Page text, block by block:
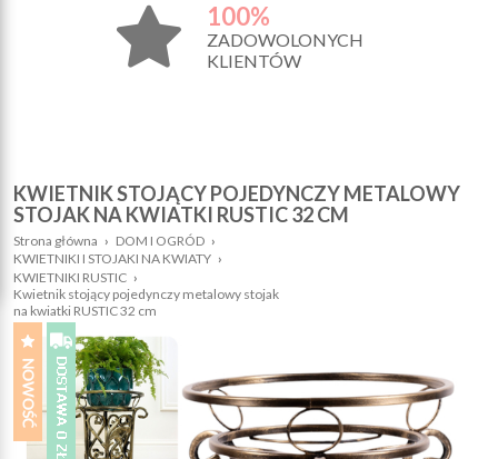
100%
ZADOWOLONYCH
KLIENTÓW
KWIETNIK STOJĄCY POJEDYNCZY METALOWY
STOJAK NA KWIATKI RUSTIC 32 CM
Strona główna › DOM I OGRÓD ›
KWIETNIKI I STOJAKI NA KWIATY ›
KWIETNIKI RUSTIC ›
Kwietnik stojący pojedynczy metalowy stojak
na kwiatki RUSTIC 32 cm